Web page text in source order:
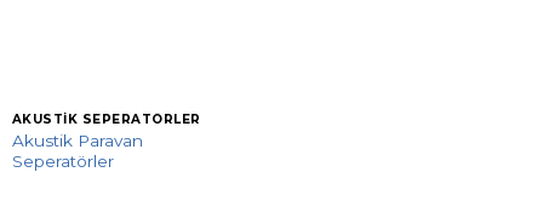
AKUSTIK SEPERATÖRLER
Akustik Paravan
Seperatörler